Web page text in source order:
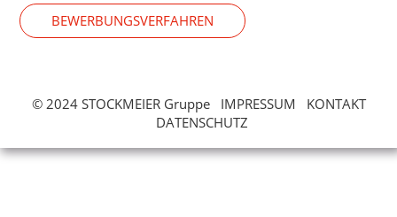
BEWERBUNGSVERFAHREN
© 2024 STOCKMEIER Gruppe IMPRESSUM
KONTAKT
DATENSCHUTZ